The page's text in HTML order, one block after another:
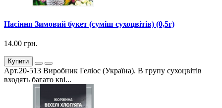
Насіння Зимовий букет (суміш сухоцвітів) (0,5г)
14.00 грн.
Купити
Арт.20-513 Виробник Геліос (Україна). В групу сухоцвітів
входять багато кві...